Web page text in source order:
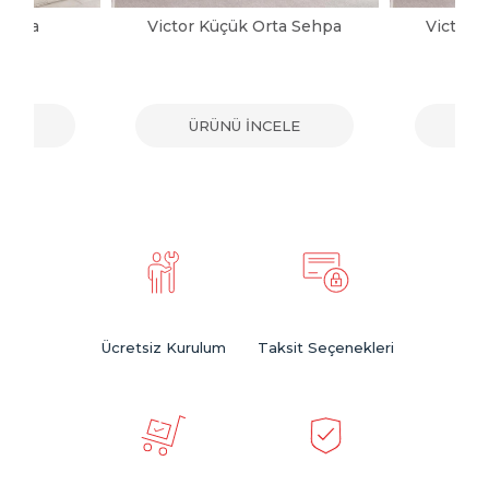
Victor Küçük Orta Sehpa
ÜRÜNÜ İNCELE
Victor
Ücretsiz Kurulum Taksit Seçenekleri